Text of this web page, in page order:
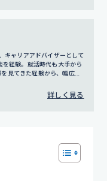
キャリアアドバイザーとして
経験。就活時代も大手から
見てきた経験から、幅広い
詳しく見る